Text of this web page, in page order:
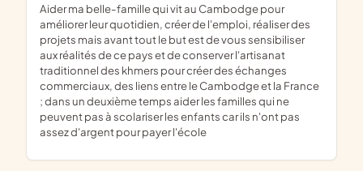
aider ma belle-famille qui vit au Cambodge pour
améliorer leur quotidien, créer de l'emploi, réaliser des
projets mais avant tout le but est de vous sensibiliser
aux réalités de ce pays et de conserver l'artisanat
traditionnel des khmers pour créer des échanges
commerciaux, des liens entre le Cambodge et la France
; dans un deuxième temps aider les familles qui ne
peuvent pas à scolariser les enfants car ils n'ont pas
assez d'argent pour payer l'école